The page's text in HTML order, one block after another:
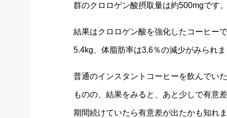
群のクロロゲン酸摂取量は約500mgです
結果はクロロゲン酸を強化したコーヒー
5.4kg、体脂肪率は3.6％の減少がみられ
普通のインスタントコーヒーを飲んでい
ものの、結果をみると、あと少しで有意
期間続けていたら有意差が出たかも知れ